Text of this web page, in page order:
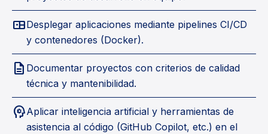
bentoDesplegar aplicaciones mediante pipelines CI/CD
y contenedores (Docker).
description Documentar proyectos con criterios de calidad
técnica y mantenibilidad.
psychologyAplicar inteligencia artificial y herramientas de
asistencia al código (GitHub Copilot, etc.) en el